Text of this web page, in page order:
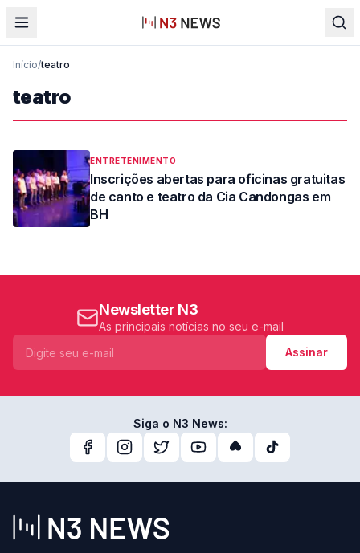
Início/teatro
teatro
ENTRETENIMENTO
Inscrições abertas para oficinas gratuitas
de canto e teatro da Cia Candongas em
BH
Newsletter N3
As principais notícias no seu e-mail
Assinar
Siga o N3 News: